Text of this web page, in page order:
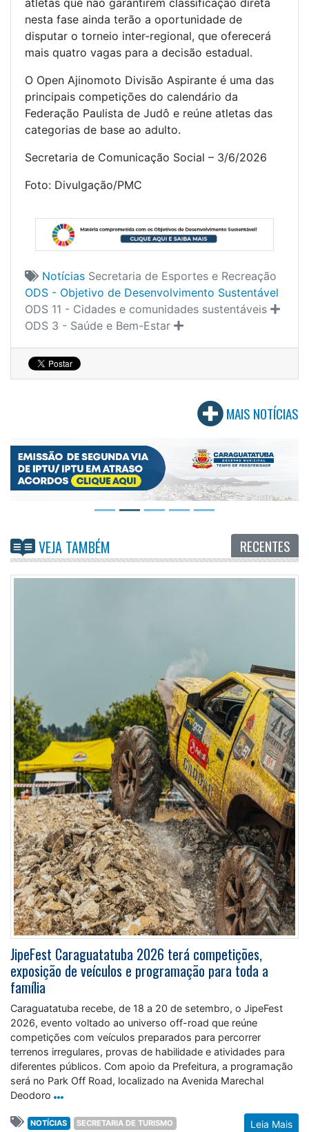
atletas que não garantirem classificação direta
nesta fase ainda terão a oportunidade de
disputar o torneio inter-regional, que oferecerá
mais quatro vagas para a decisão estadual.
O Open Ajinomoto Divisão Aspirante é uma das
principais competições do calendário da
Federação Paulista de Judô e reúne atletas das
categorias de base ao adulto.
Secretaria de Comunicação Social – 3/6/2026
Foto: Divulgação/PMC
Notícias Secretaria de Esportes e Recreação
ODS - Objetivo de Desenvolvimento Sustentável
ODS 11 - Cidades e comunidades sustentáveis
ODS 3 - Saúde e Bem-Estar
MAIS NOTÍCIAS
VEJA TAMBÉM RECENTES
JipeFest Caraguatatuba 2026 terá competições,
exposição de veículos e programação para toda a
família
Caraguatatuba recebe, de 18 a 20 de setembro, o JipeFest
2026, evento voltado ao universo off-road que reúne
competições com veículos preparados para percorrer
terrenos irregulares, provas de habilidade e atividades para
diferentes públicos. Com apoio da Prefeitura, a programação
será no Park Off Road, localizado na Avenida Marechal
Deodoro
Leia Mais
NOTÍCIAS SECRETARIA DE TURISMO